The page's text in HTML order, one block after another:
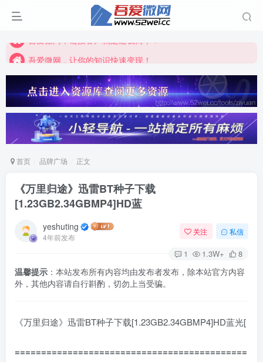
吾爱微网，让你的知识快速变现！
首页 品牌广场 正文
《万里归途》迅雷BT种子下载
[1.23GB2.34GBMP4]HD蓝
yeshuting
4年前发布
关注 私信
1 1.3W+ 8
温馨提示 ：本站发布所有内容均由发布者发布，除本站官方内容
外，其他内容请自行斟酌，切勿上当受骗。
《万里归途》迅雷BT种子下载[1.23GB2.34GBMP4]HD蓝光[
============================================